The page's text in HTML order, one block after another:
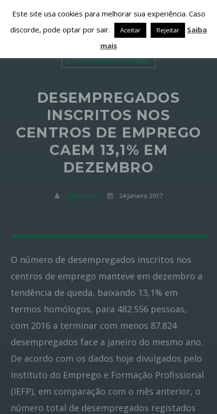
PESQUISAR NESTE WEBSITE:
PARTILHAR ESTA PÁGINA EM:
Twitter
Pinterest
ATUALIDADE REGIONAL
DESEMPREGADOS
INSCRITOS NOS
CENTROS DE EMPREGO
CAEM 13,1% EM
DEZEMBRO
Cid Ramos 24 Janeiro 2017
O número de desempregados inscritos nos
centros de emprego manteve em dezembro a
tendência de queda, baixando 13,1% em
termos homólogos, para 482.556 pessoas,
com 2016 a terminar com menos 87.824
desempregados face a janeiro do mesmo ano.
De acordo com os dados hoje divulgados pelo
Instituto do Emprego e Formação Profissional
(IEFP), em comparação com o mês anterior, o
número total de desempregados registados
Este site usa cookies para melhorar sua experiência. Caso
discorde, pode optar por sair.
Aceitar Rejeitar
Saiba
mais